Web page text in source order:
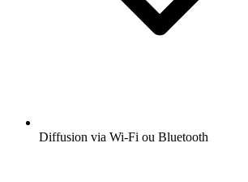
Diffusion via Wi-Fi ou Bluetooth